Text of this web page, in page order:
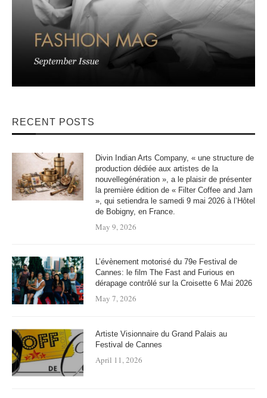
RECENT POSTS
Divin Indian Arts Company, « une structure de
production dédiée aux artistes de la
nouvellegénération », a le plaisir de présenter
la première édition de « Filter Coffee and Jam
», qui setiendra le samedi 9 mai 2026 à l’Hôtel
de Bobigny, en France.
May 9, 2026
L’évènement motorisé du 79e Festival de
Cannes: le film The Fast and Furious en
dérapage contrôlé sur la Croisette 6 Mai 2026
May 7, 2026
Artiste Visionnaire du Grand Palais au
Festival de Cannes
April 11, 2026